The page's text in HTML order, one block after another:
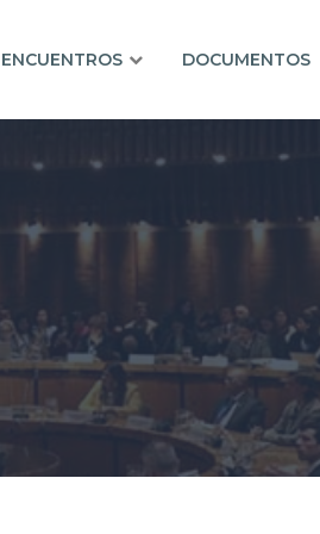
ENCUENTROS DOCUMENTOS